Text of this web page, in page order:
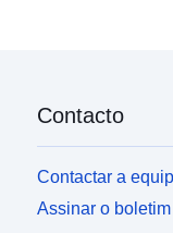
Contacto
Contactar a
Assinar o boletim